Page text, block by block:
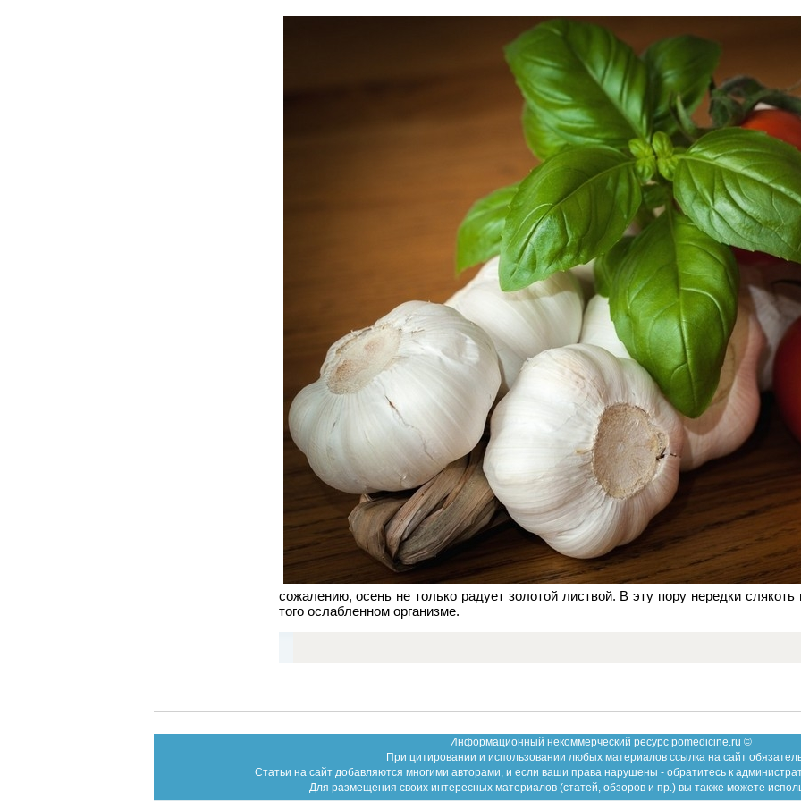
сожалению, осень не только радует золотой листвой. В эту пору нередки
того ослабленном организме.
Информационный некоммерческий ресурс pomedicine.ru ©
При цитировании и использовании любых материалов ссылка на сайт
Статьи на сайт добавляются многими авторами, и если ваши права нарушены - обратитесь к
Для размещения своих интересных материалов (статей, обзоров и пр.) вы также можете